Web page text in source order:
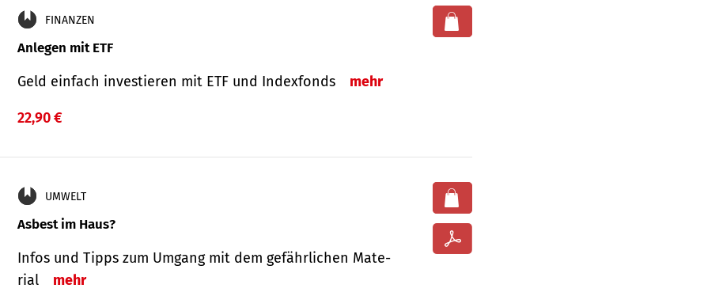
FINANZEN
Anlegen mit ETF
Geld einfach investieren mit ETF und Indexfonds mehr
22,90 €
UMWELT
Asbest im Haus?
Infos und Tipps zum Um­gang mit dem ge­fähr­lichen Mate­
rial
mehr